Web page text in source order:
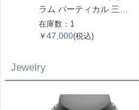
ラム バーティカル 三つ
折り財布 ベージュ シル
バー金具【中古】
在庫数：1
￥ 47,000(税込)
Jewelry